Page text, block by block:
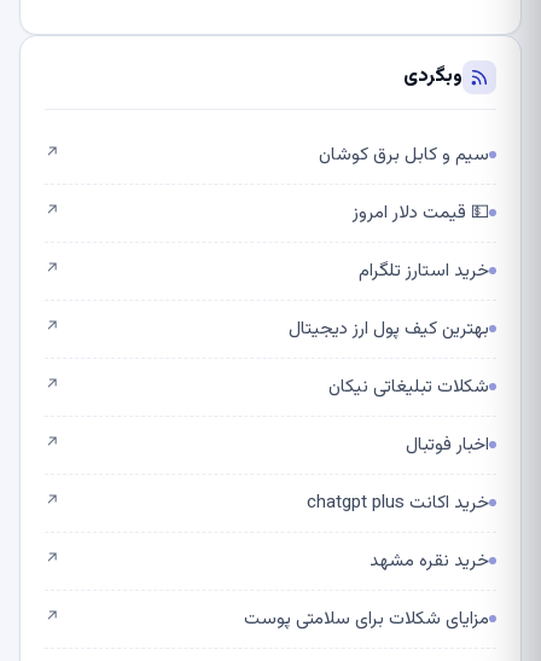
وبگردی
سیم و کابل برق کوشان ↗
💵 قیمت دلار امروز ↗
خرید استارز تلگرام ↗
بهترین کیف پول ارز دیجیتال ↗
شکلات تبلیغاتی نیکان ↗
اخبار فوتبال ↗
خرید اکانت chatgpt plus ↗
خرید نقره مشهد ↗
مزایای شکلات برای سلامتی پوست ↗